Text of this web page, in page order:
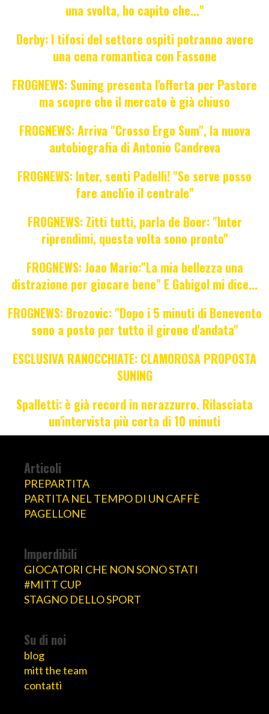
una svolta, ho capito che..."
Derby: I tifosi del settore ospiti potranno avere
una cena romantica con Fassone
FROGNEWS: Suning presenta l'offerta per Pastore
ma scopre che il mercato è già chiuso
FROGNEWS: Arriva "Crosso Ergo Sum", la nuova
autobiografia di Antonio Candreva
FROGNEWS: Inter, senti Padelli! "Se serve posso
fare anch'io il centrale"
FROGNEWS: Zitti tutti, parla de Boer: "Inter
riprendimi, questa volta sono pronto"
FROGNEWS: Joao Mario:"La mia bellezza una
distrazione per giocare bene" E Gabigol mi dice...
FROGNEWS: Brozovic: "Dopo i 5 minuti di Benevento
sono a posto per tutto il girone d'andata"
ESCLUSIVA RANOCCHIATE: CLAMOROSA PROPOSTA
SUNING
Spalletti: è già record in nerazzurro. Rilasciata
un'intervista più corta di 10 minuti
Articoli
PREPARTITA
PARTITA NEL TEMPO DI UN CAFFÈ
PAGELLONE
Imperdibili
GIOCATORI CHE NON SONO STATI
#MITT CUP
STAGNO DELLO SPORT
Su di noi
blog
mitt the team
contatti